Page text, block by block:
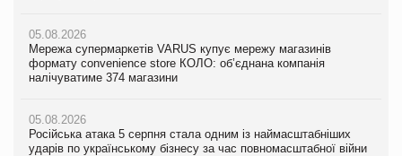
05.08.2026
Мережа супермаркетів VARUS купує мережу магазинів
формату convenience store КОЛО: об’єднана компанія
налічуватиме 374 магазини
05.08.2026
Російська атака 5 серпня стала одним із наймасштабніших
ударів по українському бізнесу за час повномасштабної війни
05.08.2026
Смачне поповнення дитячого меню: у VARUS з’явилися
новинки від ТМ ТОКЕРИ
05.08.2026
Сергій Лісунов про заморожені хлібобулочні вироби на
PrivateLabel&FMCG Master 2026
05.08.2026
Adidas витратила понад $1 млрд на маркетинг за квартал
продуктів